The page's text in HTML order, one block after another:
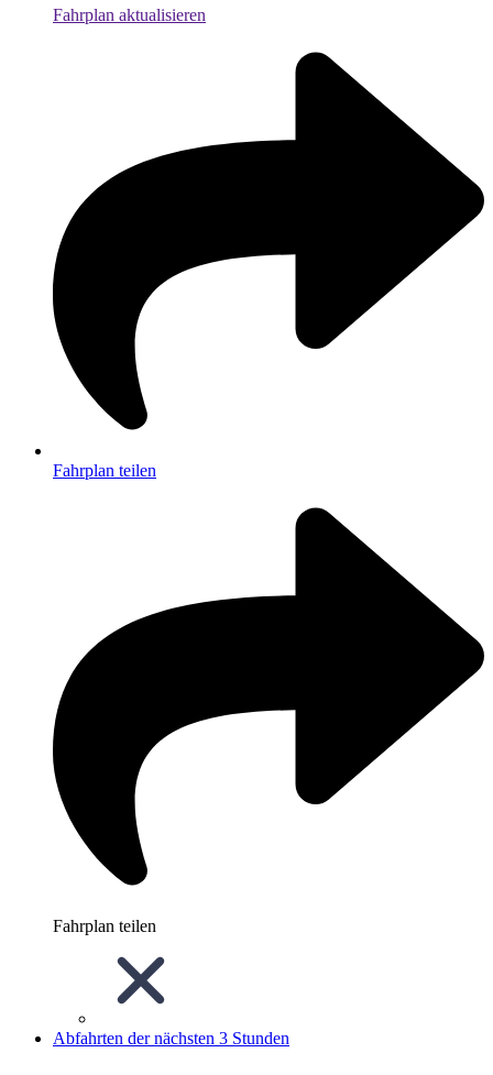
Fahrplan aktualisieren
Fahrplan teilen
Fahrplan teilen
Abfahrten der nächsten 3 Stunden